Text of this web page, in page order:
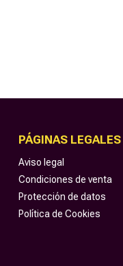
PÁGINAS LEGALES
Aviso legal
Condiciones de venta
Protección de datos
Política de Cookies